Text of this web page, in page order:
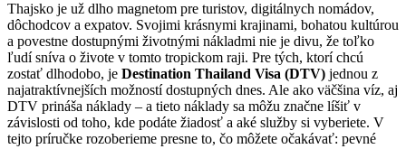
Thajsko je už dlho magnetom pre turistov, digitálnych nomádov,
dôchodcov a expatov. Svojimi krásnymi krajinami, bohatou kultúrou
a povestne dostupnými životnými nákladmi nie je divu, že toľko
ľudí sníva o živote v tomto tropickom raji. Pre tých, ktorí chcú
zostať dlhodobo, je Destination Thailand Visa (DTV) jednou z
najatraktívnejších možností dostupných dnes. Ale ako väčšina víz, aj
DTV prináša náklady – a tieto náklady sa môžu značne líšiť v
závislosti od toho, kde podáte žiadosť a aké služby si vyberiete. V
tejto príručke rozoberieme presne to, čo môžete očakávať: pevné